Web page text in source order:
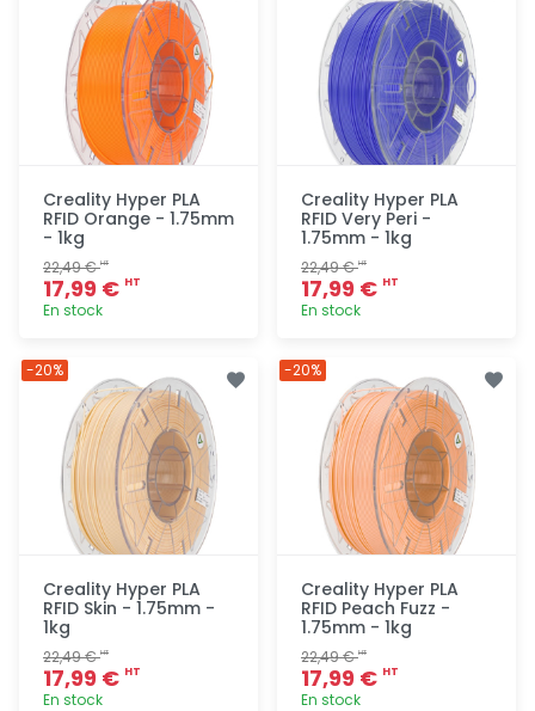
Creality Hyper PLA
RFID Orange - 1.75mm
- 1kg
22,49 €HT
17,99 € HT
En stock
rapide
Creality Hyper PLA
RFID Very Peri -
1.75mm - 1kg
22,49 €HT
17,99 € HT
En stock
rapide
Creality Hyper PLA
RFID Skin - 1.75mm -
1kg
22,49 €HT
17,99 € HT
En stock
-20%
Creality Hyper PLA
RFID Peach Fuzz -
1.75mm - 1kg
22,49 €HT
17,99 € HT
En stock
-20%